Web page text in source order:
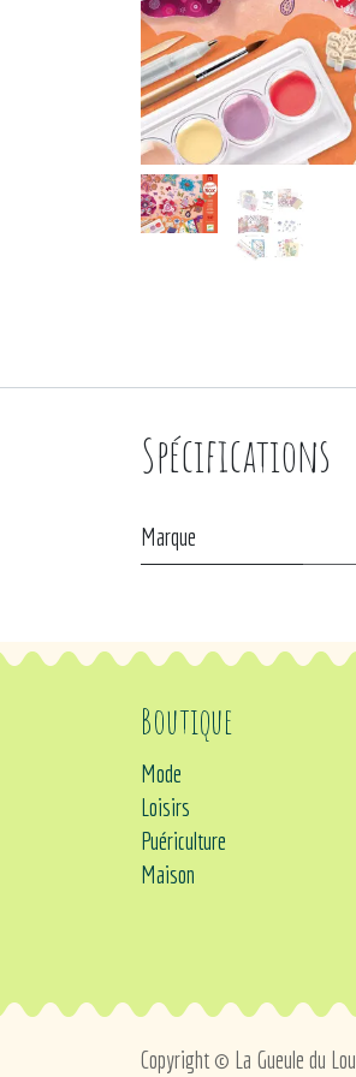
Spécifications
Marque
Boutique
Mode
Loisirs
Puériculture
Maison
Copyright © La Gueule du